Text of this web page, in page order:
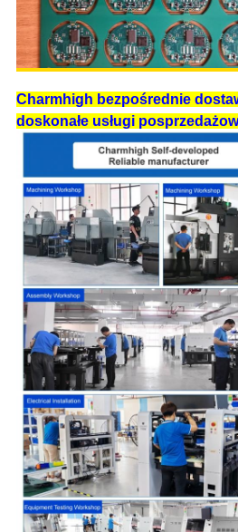
Charmhigh bezpośrednie
doskonałe usługi